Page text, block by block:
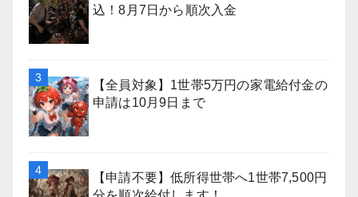
込！8月7日から順次入金
【全員対象】1世帯5万円の家電給付金の
申請は10月9日まで
【申請不要】低所得世帯へ1世帯7,500円